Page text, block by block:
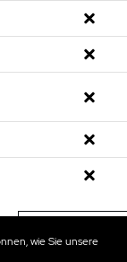
wie Sie unsere